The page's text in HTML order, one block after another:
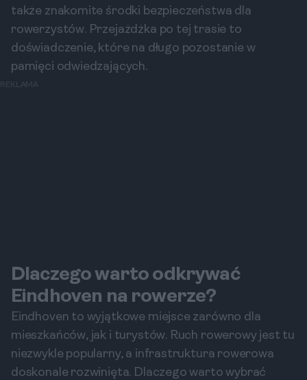
także znakomite środki bezpieczeństwa dla
rowerzystów. Przejażdżka po tej trasie to
doświadczenie, które na długo pozostanie w
pamięci odwiedzających.
REKLAMA
Dlaczego warto odkrywać
Eindhoven na rowerze?
Eindhoven to wyjątkowe miejsce zarówno dla
mieszkańców, jak i turystów. Ruch rowerowy jest tu
niezwykle popularny, a infrastruktura rowerowa
doskonale rozwinięta. Dlaczego warto wybrać